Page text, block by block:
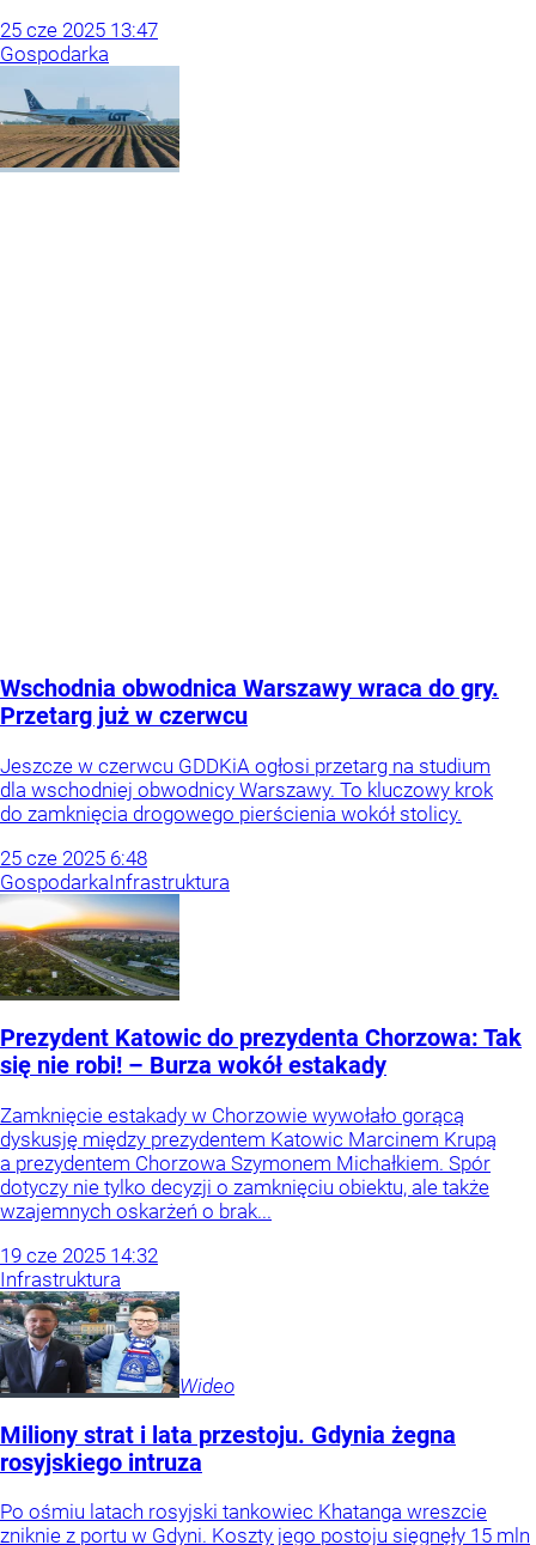
25 cze 2025 13:47
Gospodarka
Wschodnia obwodnica Warszawy wraca do gry.
Przetarg już w czerwcu
Jeszcze w czerwcu GDDKiA ogłosi przetarg na studium
dla wschodniej obwodnicy Warszawy. To kluczowy krok
do zamknięcia drogowego pierścienia wokół stolicy.
25 cze 2025 6:48
GospodarkaInfrastruktura
Prezydent Katowic do prezydenta Chorzowa: Tak
się nie robi! – Burza wokół estakady
Zamknięcie estakady w Chorzowie wywołało gorącą
dyskusję między prezydentem Katowic Marcinem Krupą
a prezydentem Chorzowa Szymonem Michałkiem. Spór
dotyczy nie tylko decyzji o zamknięciu obiektu, ale także
wzajemnych oskarżeń o brak...
19 cze 2025 14:32
Infrastruktura
Wideo
Miliony strat i lata przestoju. Gdynia żegna
rosyjskiego intruza
Po ośmiu latach rosyjski tankowiec Khatanga wreszcie
zniknie z portu w Gdyni. Koszty jego postoju sięgnęły 15 mln